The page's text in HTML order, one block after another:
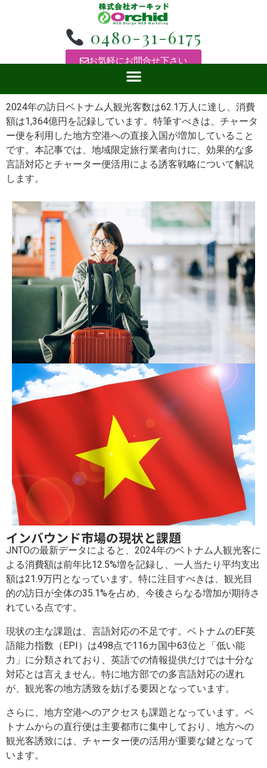
0480-31-6175
お気軽にお問合せ下さい
2024年の訪日ベトナム人観光客数は62.1万人に達し、消費
額は1,364億円を記録しています。特筆すべきは、チャータ
ー便を利用した地方空港への直接入国が増加していること
です。本記事では、地域限定旅行業者向けに、効果的な多
言語対応とチャーター便活用による誘客戦略について解説
します。
インバウンド市場の現状と課題
JNTOの最新データによると、2024年のベトナム人観光客に
よる消費額は前年比12.5%増を記録し、一人当たり平均支出
額は21.9万円となっています。特に注目すべきは、観光目
的の訪日が全体の35.1%を占め、今後さらなる増加が期待さ
れている点です。
現状の主な課題は、言語対応の不足です。ベトナムのEF英
語能力指数（EPI）は498点で116カ国中63位と「低い能
力」に分類されており、英語での情報提供だけでは十分な
対応とは言えません。特に地方部での多言語対応の遅れ
が、観光客の地方誘致を妨げる要因となっています。
さらに、地方空港へのアクセスも課題となっています。ベ
トナムからの直行便は主要都市に集中しており、地方への
観光客誘致には、チャーター便の活用が重要な鍵となって
います。